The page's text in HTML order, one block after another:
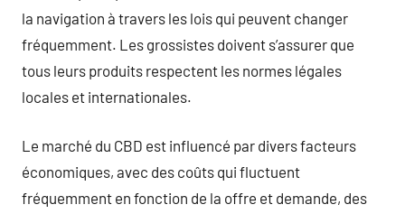
la navigation à travers les lois qui peuvent changer
fréquemment. Les grossistes doivent s’assurer que
tous leurs produits respectent les normes légales
locales et internationales.
Le marché du CBD est influencé par divers facteurs
économiques, avec des coûts qui fluctuent
fréquemment en fonction de la offre et demande, des